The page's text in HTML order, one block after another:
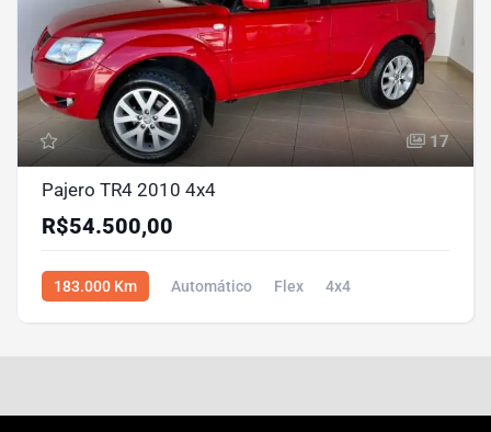
17
Pajero TR4 2010 4x4
R$54.500,00
183.000 Km Automático Flex
4x4